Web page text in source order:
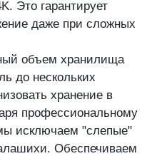
Это гарантирует
даже при сложных
объем хранилища
до нескольких
хранение в
профессиональному
исключаем "слепые"
Обеспечиваем